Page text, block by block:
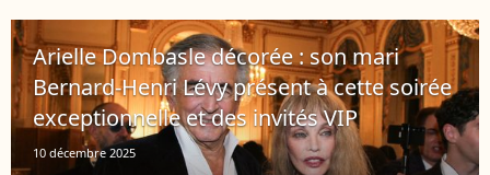
Arielle Dombasle décorée : son mari
Bernard-Henri Lévy présent à cette soirée
exceptionnelle et des invités VIP
10 décembre 2025